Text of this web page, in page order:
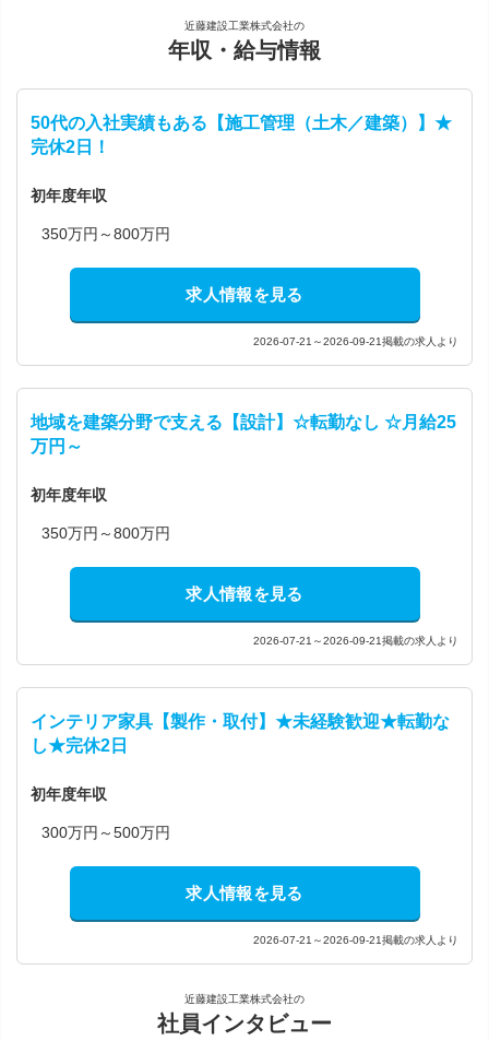
近藤建設工業株式会社の
年収・給与情報
50代の入社実績もある【施工管理（土木／建築）】★
完休2日！
初年度年収
350万円～800万円
求人情報を見る
2026-07-21～2026-09-21掲載の求人より
地域を建築分野で支える【設計】☆転勤なし ☆月給25
万円～
初年度年収
350万円～800万円
求人情報を見る
2026-07-21～2026-09-21掲載の求人より
インテリア家具【製作・取付】★未経験歓迎★転勤な
し★完休2日
初年度年収
300万円～500万円
求人情報を見る
2026-07-21～2026-09-21掲載の求人より
近藤建設工業株式会社の
社員インタビュー